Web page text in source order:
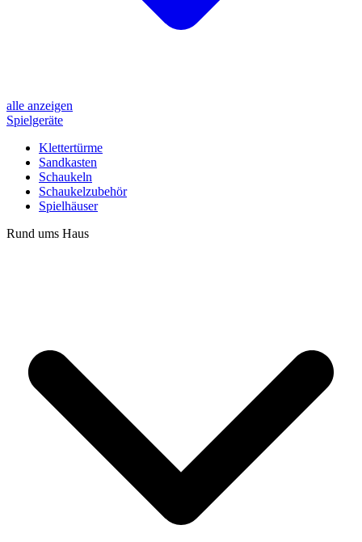
alle anzeigen
Spielgeräte
Klettertürme
Sandkasten
Schaukeln
Schaukelzubehör
Spielhäuser
Rund ums Haus